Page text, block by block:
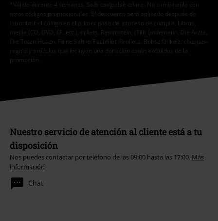
*Válido durante 4 semanas. Solo canjeable online. No combinable con
otros códigos promocionales. El descuento será aplicado después de
introducir el código en el primer paso del proceso de compra. Libros,
media (CD, DVD, LP, etc.), tickets, Rammstein, (Till) Lindemann, Die Ärzte,
Die Toten Hosen, Feine Sahne Fischfilet, Broilers, Böhse Onkelz, cheques-
regalo y artículos que incluyen una donación están excluidos de la
promoción.
Nuestro servicio de atención al cliente está a tu
disposición
Nos puedes contactar por teléfono de las 09:00 hasta las 17:00. Más
información
Chat